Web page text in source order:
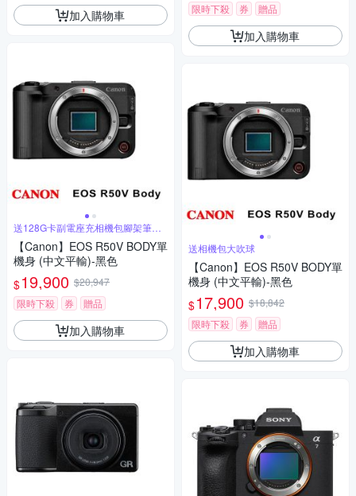
加入購物車
送128G卡副電座充相機包腳架筆大
吹球
【Canon】EOS R50V BODY單
機身 (中文平輸)-黑色
$19,900 $20,947
限時下殺
券 贈品
加入購物車
限時下殺
券 贈品
加入購物車
送相機包大吹球
【Canon】EOS R50V BODY單
機身 (中文平輸)-黑色
$17,900 $18,842
限時下殺
券 贈品
加入購物車